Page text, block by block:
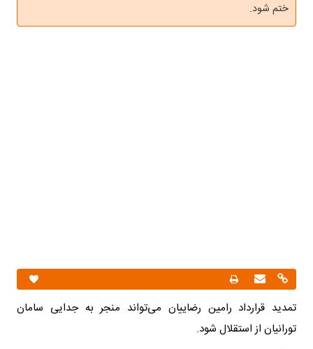
ختم شود.
تمدید قرارداد رامین رضاییان می‌تواند منجر به جدایی سامان
تورانیان از استقلال شود.